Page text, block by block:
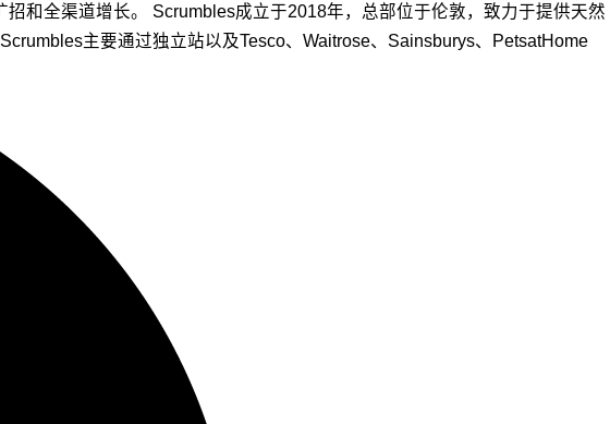
和全渠道增长。 Scrumbles成立于2018年，总部位于伦敦，致力于提供天然
主要通过独立站以及Tesco、Waitrose、Sainsburys、PetsatHome